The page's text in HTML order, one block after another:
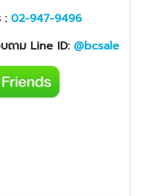
: 02-947-9496
ถาม Line ID: @bcsale